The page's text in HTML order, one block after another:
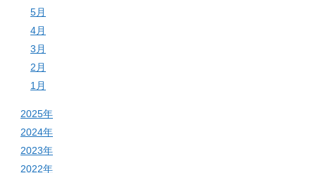
5月
4月
3月
2月
1月
2025年
2024年
2023年
2022年